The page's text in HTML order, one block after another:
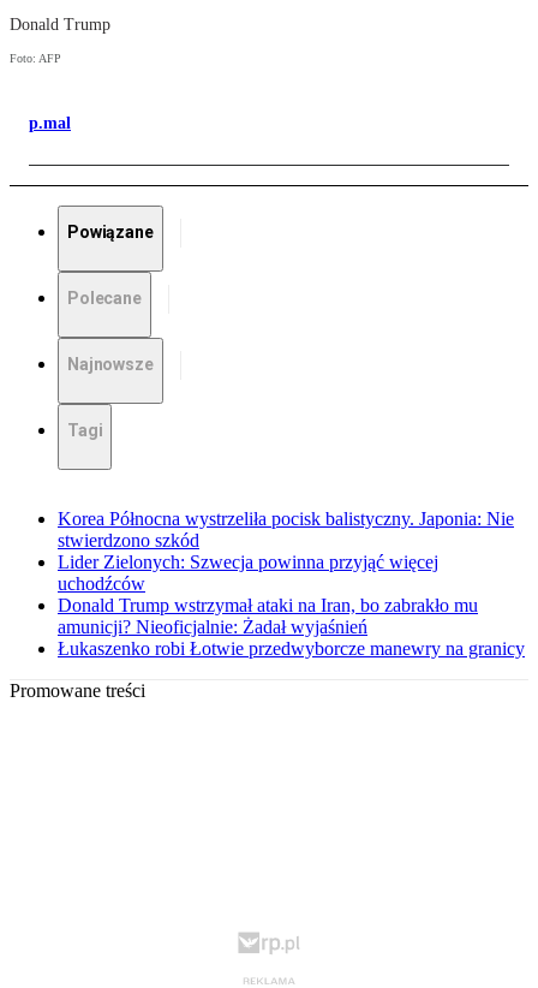
Donald Trump
Foto: AFP
p.mal
Powiązane
Polecane
Najnowsze
Tagi
Korea Północna wystrzeliła pocisk balistyczny. Japonia: Nie
stwierdzono szkód
Lider Zielonych: Szwecja powinna przyjąć więcej
uchodźców
Donald Trump wstrzymał ataki na Iran, bo zabrakło mu
amunicji? Nieoficjalnie: Żadał wyjaśnień
Łukaszenko robi Łotwie przedwyborcze manewry na granicy
Promowane treści